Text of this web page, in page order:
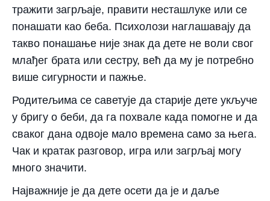
тражити загрљаје, правити несташлуке или се
понашати као беба. Психолози наглашавају да
такво понашање није знак да дете не воли свог
млађег брата или сестру, већ да му је потребно
више сигурности и пажње.
Родитељима се саветује да старије дете укључе
у бригу о беби, да га похвале када помогне и да
сваког дана одвоје мало времена само за њега.
Чак и кратак разговор, игра или загрљај могу
много значити.
Најважније је да дете осети да је и даље